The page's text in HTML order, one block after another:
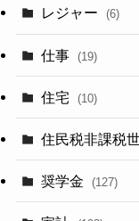
レジャー (6)
仕事 (19)
住宅 (10)
住民税非課税
奨学金 (127)